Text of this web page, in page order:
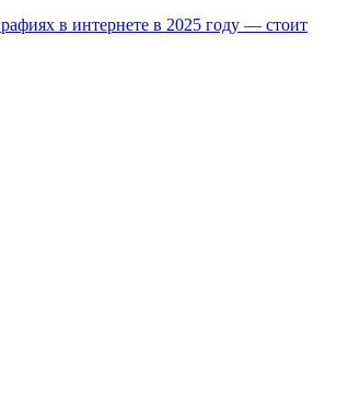
в интернете в 2025 году — стоит